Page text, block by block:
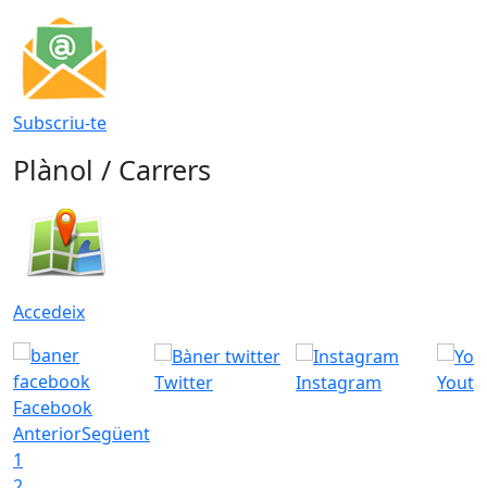
Subscriu-te
Plànol / Carrers
Accedeix
Facebook
Twitter Instagram
AnteriorSegüent
1